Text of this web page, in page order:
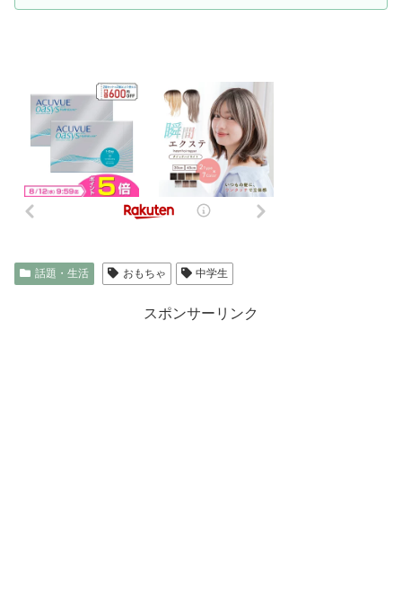
話題・生活 おもちゃ 中学生
スポンサーリンク